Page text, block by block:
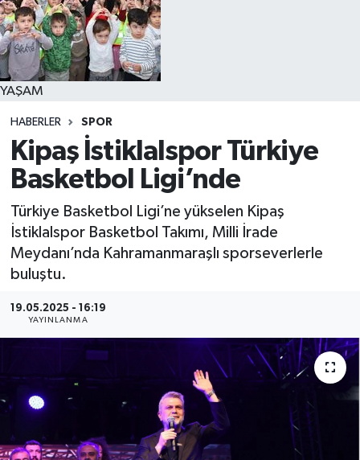
YAŞAM
HABERLER SPOR
Kipaş İstiklalspor Türkiye
Basketbol Ligi’nde
Türkiye Basketbol Ligi’ne yükselen Kipaş
İstiklalspor Basketbol Takımı, Milli İrade
Meydanı’nda Kahramanmaraşlı sporseverlerle
buluştu.
19.05.2025 - 16:19
YAYINLANMA
YAŞAM